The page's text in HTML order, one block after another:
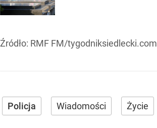
Źródło: RMF FM/tygodniksiedlecki.com
Policja Wiadomości Życie